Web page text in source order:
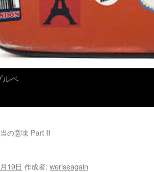
ルペ
の意味 Part II
19日 作成者: weriseagain